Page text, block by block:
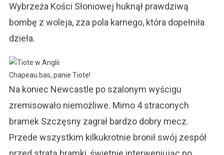
Wybrzeża Kości Słoniowej huknął prawdziwą
bombę z woleja, zza pola karnego, która dopełniła
dzieła.
Chapeau bas, panie Tiote!
Na koniec Newcastle po szalonym wyścigu
zremisowało niemożliwe. Mimo 4 straconych
bramek Szczęsny zagrał bardzo dobry mecz.
Przede wszystkim kilkukrotnie bronił swój zespół